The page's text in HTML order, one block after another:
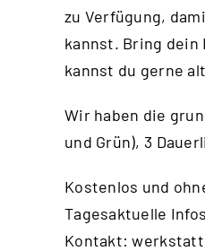
zu Verfügung,
kannst. Bring dein
kannst du gerne
Wir haben die
und Grün), 3
Kostenlos und
Tagesaktuelle
Kontakt: